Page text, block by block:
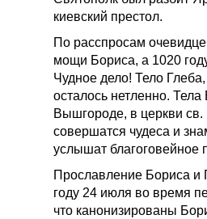
киевский престол.
По расспросам
мощи Бориса, а 1020
Чудное дело! Тело
осталось нетленно.
Вышгороде, в церкви
совершатся чудеса и
услышат благоговейное
Прославление Бориса
году 24 июля во время
что канонизированы